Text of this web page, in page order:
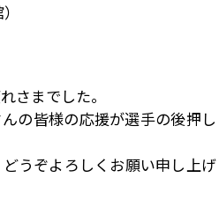
さまでした。
の皆様の応援が選手の後押し
うぞよろしくお願い申し上げ